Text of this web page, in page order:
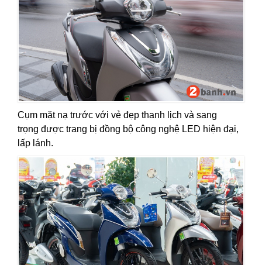
Cụm mặt nạ trước với vẻ đẹp thanh lịch và sang
trọng được trang bị đồng bộ công nghệ LED hiện đại,
lấp lánh.